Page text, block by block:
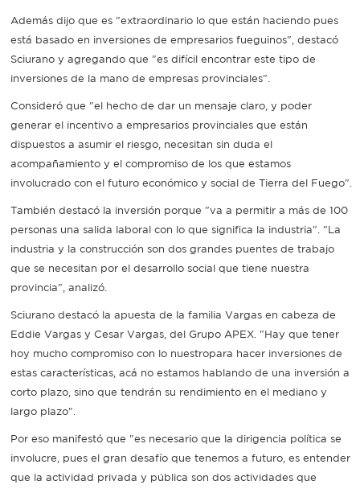
Además dijo que es "extraordinario lo que están haciendo pues
está basado en inversiones de empresarios fueguinos", destacó
Sciurano y agregando que "es difícil encontrar este tipo de
inversiones de la mano de empresas provinciales".
Consideró que "el hecho de dar un mensaje claro, y poder
generar el incentivo a empresarios provinciales que están
dispuestos a asumir el riesgo, necesitan sin duda el
acompañamiento y el compromiso de los que estamos
involucrado con el futuro económico y social de Tierra del Fuego".
También destacó la inversión porque "va a permitir a más de 100
personas una salida laboral con lo que significa la industria". "La
industria y la construcción son dos grandes puentes de trabajo
que se necesitan por el desarrollo social que tiene nuestra
provincia", analizó.
Sciurano destacó la apuesta de la familia Vargas en cabeza de
Eddie Vargas y Cesar Vargas, del Grupo APEX. "Hay que tener
hoy mucho compromiso con lo nuestropara hacer inversiones de
estas características, acá no estamos hablando de una inversión a
corto plazo, sino que tendrán su rendimiento en el mediano y
largo plazo".
Por eso manifestó que "es necesario que la dirigencia política se
involucre, pues el gran desafío que tenemos a futuro, es entender
que la actividad privada y pública son dos actividades que